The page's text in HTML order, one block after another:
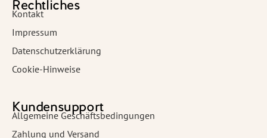
Rechtliches
Kontakt
Impressum
Datenschutzerklärung
Cookie-Hinweise
Kundensupport
Allgemeine Geschäftsbedingungen
Zahlung und Versand